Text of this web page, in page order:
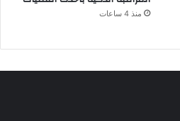
منذ 4 ساعات